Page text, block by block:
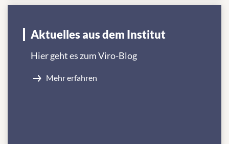
Aktuelles aus dem Institut
Hier geht es zum Viro-Blog
Mehr erfahren